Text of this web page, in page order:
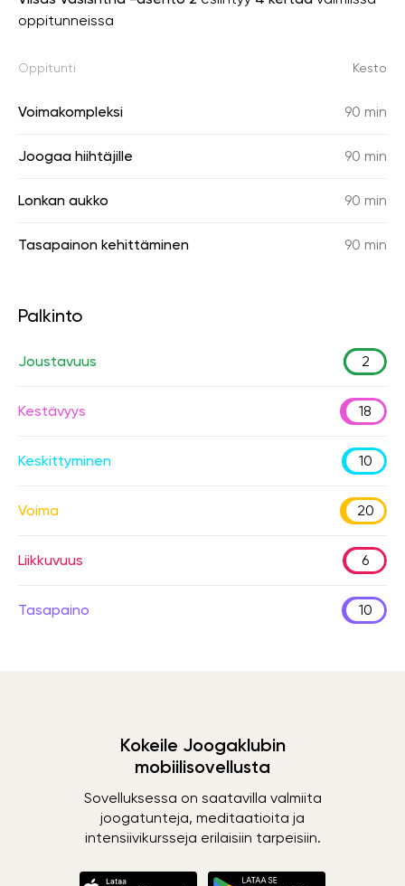
oppitunneissa
Oppitunti Kesto
Voimakompleksi 90 min
Joogaa hiihtäjille 90 min
Lonkan aukko 90 min
Tasapainon kehittäminen 90 min
Palkinto
Joustavuus 2
Kestävyys 18
Keskittyminen 10
Voima 20
Liikkuvuus 6
Tasapaino 10
Kokeile Joogaklubin
mobiilisovellusta
Sovelluksessa on saatavilla valmiita
joogatunteja, meditaatioita ja
intensiivikursseja erilaisiin tarpeisiin.